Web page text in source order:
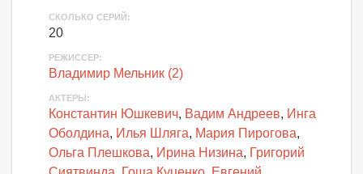
СКОЛЬКО СЕРИЙ:
20
РЕЖИССЕР:
Владимир Мельник (2)
АКТЕРЫ:
Константин Юшкевич, Вадим Андреев, Инга
Оболдина, Илья Шляга, Мария Пирогова,
Ольга Плешкова, Ирина Низина, Григорий